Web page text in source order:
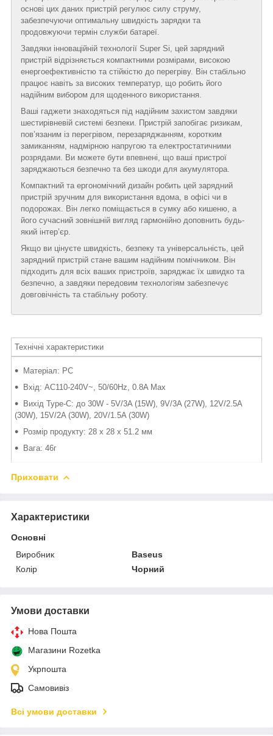
основі цих даних пристрій регулює силу струму,
забезпечуючи оптимальну швидкість зарядки та
продовжуючи термін служби батареї.
Завдяки інноваційній технології Super Si, цей зарядний
пристрій відрізняється компактними розмірами, високою
енергоефективністю та стійкістю до перегріву. Він стабільно
працює навіть за високих температур, що робить його
надійним вибором для щоденного використання.
Ваші гаджети знаходяться під надійним захистом завдяки
шестирівневій системі безпеки. Пристрій запобігає ризикам,
пов’язаним із перегрівом, перезаряджанням, коротким
замиканням, надмірною напругою та електростатичними
розрядами. Ви можете бути впевнені, що ваші пристрої
заряджаються безпечно та без шкоди для акумулятора.
Компактний та ергономічний дизайн робить цей зарядний
пристрій зручним для використання вдома, в офісі чи в
подорожах. Він легко поміщається в сумку або кишеню, а
його сучасний зовнішній вигляд гармонійно доповнить будь-
який інтер’єр.
Якщо ви цінуєте швидкість, безпеку та універсальність, цей
зарядний пристрій стане вашим надійним помічником. Він
підходить для всіх ваших пристроїв, заряджає їх швидко та
безпечно, а завдяки передовим технологіям забезпечує
довговічність та стабільну роботу.
Технічні характеристики
Матеріал: PC
Вхід: AC110-240V~, 50/60Hz, 0.8A Max
Вихід Type-C: до 30W - 5V/3A (15W), 9V/3A (27W), 12V/2.5A
(30W), 15V/2A (30W), 20V/1.5A (30W)
Розмір продукту: 28 x 28 x 51.2 мм
Вага: 46г
Приховати
Характеристики
Основні
Виробник
Baseus
Колір
Чорний
Умови доставки
Нова Пошта
Магазини Rozetka
Укрпошта
Самовивіз
Всі умови доставки